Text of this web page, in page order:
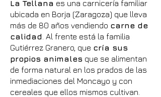
La Tellana es una carnicería familiar
ubicada en Borja (Zaragoza) que lleva
más de 80 años vendiendo carne de
calidad . Al frente está la familia
Gutiérrez Granero, que cría sus
propios animales que se alimentan
de forma natural en los prados de las
inmediaciones del Moncayo y con
cereales que ellos mismos cultivan.